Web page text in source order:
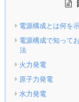
電源構成とは何を
電源構成で知って
法
火力発電
原子力発電
水力発電